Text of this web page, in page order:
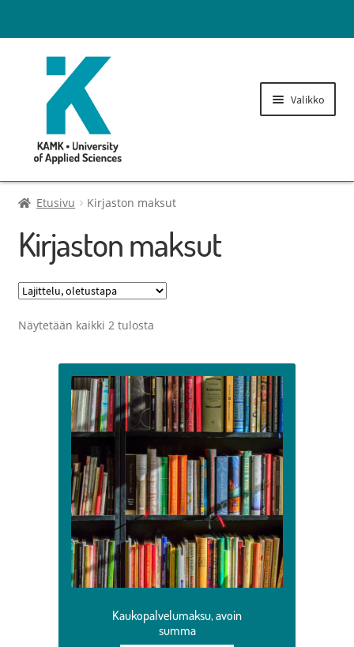
Valikko
Lukuvuosimaksut
Opintohallinnon maksut
Tulostusoikeuden lisäys
Kirjaston maksut
Opetuksen kortit, passit, materiaalit ja muut
Opintomatkat ja liput
Myytävät tuotteet ja palvelut
Northern Game Summit 2026 lipunmyynti
Etusivu Kirjaston maksut
Kirjaston maksut
Näytetään kaikki 2 tulosta
Kaukopalvelumaksu, avoin
summa